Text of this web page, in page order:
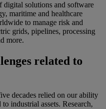
solutions and software
maritime and healthcare
to manage risk and
grids, pipelines, processing
more.
related to
decades relied on our ability
industrial assets. Research,